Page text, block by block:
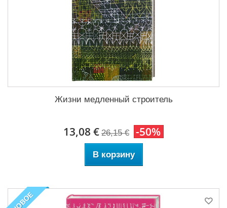
Жизни медленный строитель
13,08 € 26,15 € -50%
В корзину
НОВОЕ